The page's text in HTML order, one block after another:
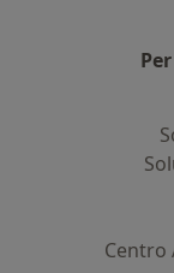
Centro